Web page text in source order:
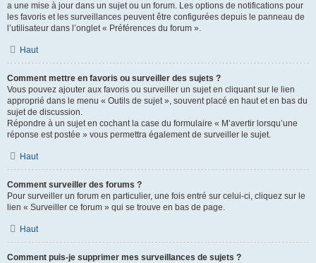
a une mise à jour dans un sujet ou un forum. Les options de notifications pour
les favoris et les surveillances peuvent être configurées depuis le panneau de
l’utilisateur dans l’onglet « Préférences du forum ».
Haut
Comment mettre en favoris ou surveiller des sujets ?
Vous pouvez ajouter aux favoris ou surveiller un sujet en cliquant sur le lien
approprié dans le menu « Outils de sujet », souvent placé en haut et en bas du
sujet de discussion.
Répondre à un sujet en cochant la case du formulaire « M’avertir lorsqu’une
réponse est postée » vous permettra également de surveiller le sujet.
Haut
Comment surveiller des forums ?
Pour surveiller un forum en particulier, une fois entré sur celui-ci, cliquez sur le
lien « Surveiller ce forum » qui se trouve en bas de page.
Haut
Comment puis-je supprimer mes surveillances de sujets ?